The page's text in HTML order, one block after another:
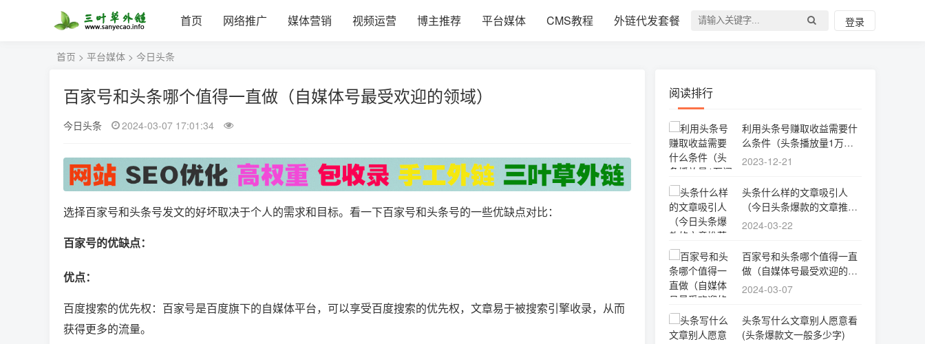
首页 网络推广 媒体营销 视频运营 博主推荐 平台媒体 CMS教程 外链代发套餐 登录
首页 > 平台媒体 > 今日头条
百家号和头条哪个值得一直做（自媒体号最受欢迎的领域）
今日头条 2024-03-07 17:01:34
选择百家号和头条号发文的好坏取决于个人的需求和目标。看一下百家号和头条号的一些优缺点对比：
百家号的优缺点：
优点：
百度搜索的优先权：百家号是百度旗下的自媒体平台，可以享受百度搜索的优先权，文章易于被搜索引擎收录，从而
获得更多的流量。
阅读排行
利用头条号赚取收益需要什
么条件（头条播放量1万阅
读一天收入）
2023-12-21
头条什么样的文章吸引人
（今日头条爆款的文章推荐
一下）
2024-03-22
百家号和头条哪个值得一直
做（自媒体号最受欢迎的领
域）
2024-03-07
头条写什么文章别人愿意看
(头条爆款文一般多少字)